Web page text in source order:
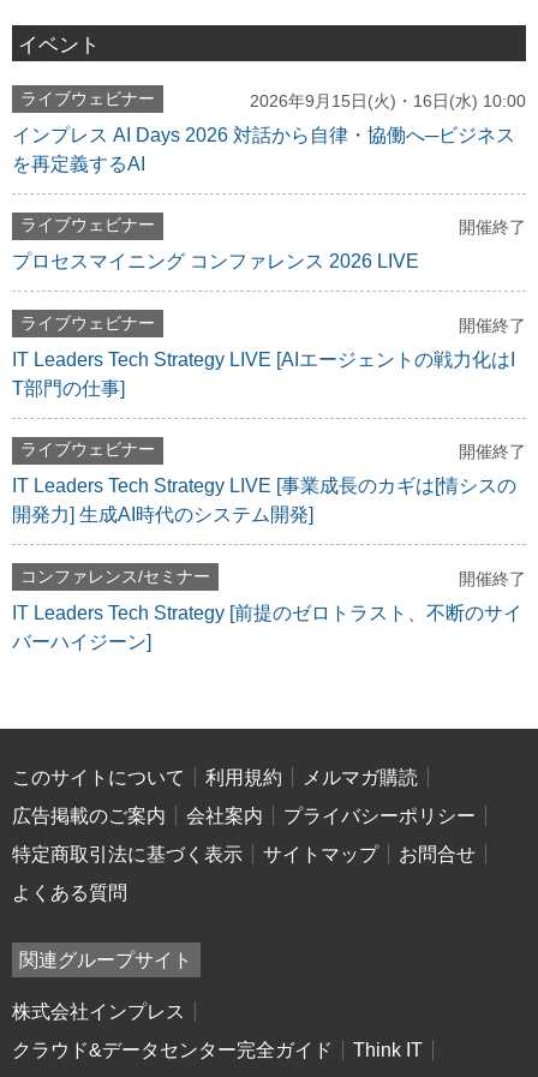
イベント
ライブウェビナー 2026年9月15日(火)・16日(水) 10:00
インプレス AI Days 2026 対話から自律・協働へ─ビジネス
を再定義するAI
ライブウェビナー 開催終了
プロセスマイニング コンファレンス 2026 LIVE
ライブウェビナー 開催終了
IT Leaders Tech Strategy LIVE [AIエージェントの戦力化はI
T部門の仕事]
ライブウェビナー 開催終了
IT Leaders Tech Strategy LIVE [事業成長のカギは[情シスの
開発力] 生成AI時代のシステム開発]
コンファレンス/セミナー 開催終了
IT Leaders Tech Strategy [前提のゼロトラスト、不断のサイ
バーハイジーン]
このサイトについて 利用規約
メルマガ購読
広告掲載のご案内
会社案内
プライバシーポリシー
特定商取引法に基づく表示
サイトマップ
お問合せ
よくある質問
関連グループサイト
株式会社インプレス
クラウド&データセンター完全ガイド
Think IT